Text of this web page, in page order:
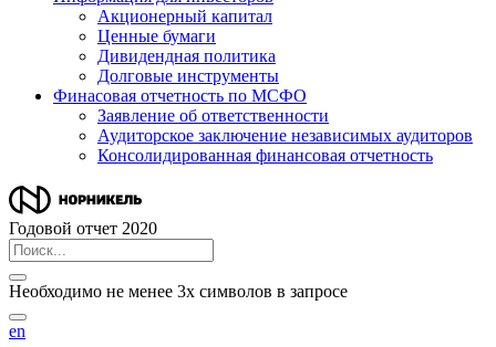
Акционерный капитал
Ценные бумаги
Дивидендная политика
Долговые инструменты
Финасовая отчетность по МСФО
Заявление об ответственности
Аудиторское заключение независимых аудиторов
Консолидированная финансовая отчетность
Годовой отчет 2020
Необходимо не менее 3х символов в запросе
en